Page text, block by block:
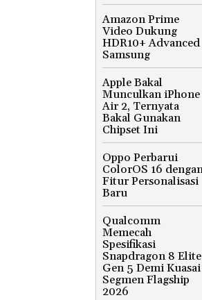
Amazon Prime
Video Dukung
HDR10+ Advanced
Samsung
Apple Bakal
Munculkan iPhone
Air 2, Ternyata
Bakal Gunakan
Chipset Ini
Oppo Perbarui
ColorOS 16
Fitur Personalisasi
Baru
Qualcomm
Memecah
Spesifikasi
Snapdragon 8 Elite
Gen 5 Demi Kuasai
Segmen Flagship
2026